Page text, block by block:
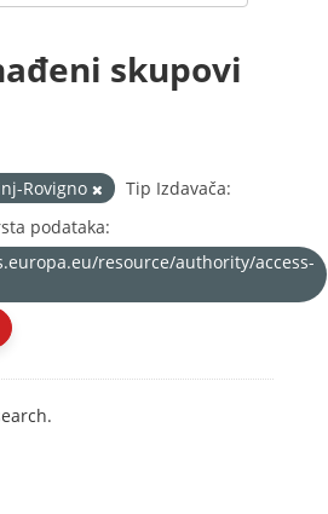
skupovi
Rovigno
Tip Izdavača:
podataka:
resource/authority/access-